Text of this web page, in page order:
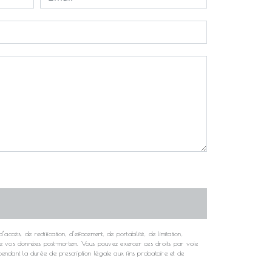
de rectification, d’effacement, de portabilité, de limitation,
vos données post-mortem. Vous pouvez exercer ces droits par voie
la durée de prescription légale aux fins probatoire et de